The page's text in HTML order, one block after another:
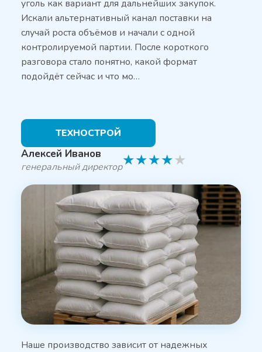
уголь как вариант для дальнейших закупок.
Искали альтернативный канал поставки на
случай роста объёмов и начали с одной
контролируемой партии. После короткого
разговора стало понятно, какой формат
подойдёт сейчас и что мо…
ТЕХНОСТРОЙ
Алексей Иванов
генеральный директор★★★★★
Наше производство зависит от надежных